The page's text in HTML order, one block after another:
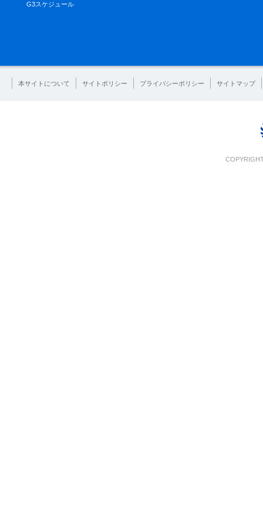
G3スケジュール
本サイトについて サイトポリシー プライバシーポリシー サイトマップ